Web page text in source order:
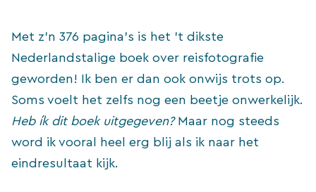
Met z’n 376 pagina’s is het ’t dikste
Nederlandstalige boek over reisfotografie
geworden! Ik ben er dan ook onwijs trots op.
Soms voelt het zelfs nog een beetje onwerkelijk.
Heb ík dit boek uitgegeven? Maar nog steeds
word ik vooral heel erg blij als ik naar het
eindresultaat kijk.